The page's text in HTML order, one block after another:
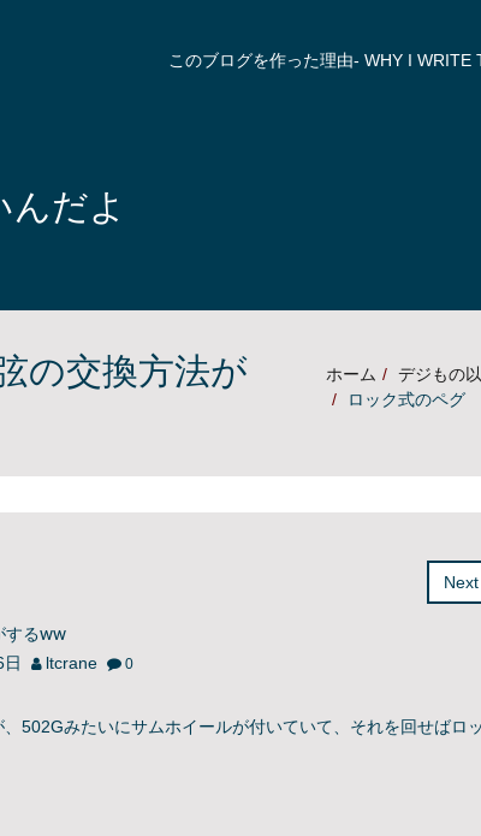
だよ
このブログを作った理由- WHY I WRITE
の交換方法が
ホーム
デジもの
ロック式のペグ
するww
ltcrane 0
502Gみたいにサムホイールが付いていて、それを回せばロ